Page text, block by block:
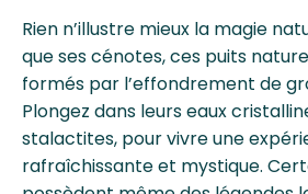
Rien n’illustre mieux la magie
que ses cénotes, ces puits
formés par l’effondrement de
Plongez dans leurs eaux
stalactites, pour vivre une
rafraîchissante et mystique.